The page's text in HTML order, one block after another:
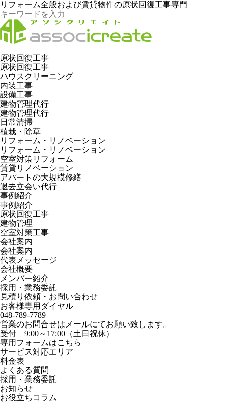
リフォーム全般および賃貸物件の原状回復工事専門
原状回復工事
原状回復工事
ハウスクリーニング
内装工事
設備工事
建物管理代行
建物管理代行
日常清掃
植栽・除草
リフォーム・リノベーション
リフォーム・リノベーション
空室対策リフォーム
賃貸リノベーション
アパートの大規模修繕
退去立会い代行
事例紹介
事例紹介
原状回復工事
建物管理
空室対策工事
会社案内
会社案内
代表メッセージ
会社概要
メンバー紹介
採用・業務委託
見積り依頼・お問い合わせ
お客様専用ダイヤル
048-789-7789
営業のお問合せはメールにてお願い致します。
受付 9:00～17:00（土日祝休）
専用フォームはこちら
サービス対応エリア
料金表
よくある質問
採用・業務委託
お知らせ
お役立ちコラム